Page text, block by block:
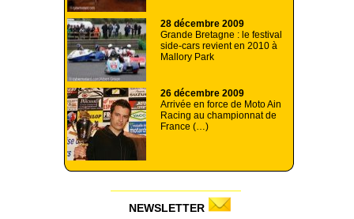
28 décembre 2009
Grande Bretagne : le festival
side-cars revient en 2010 à
Mallory Park
26 décembre 2009
Arrivée en force de Moto Ain
Racing au championnat de
France (…)
NEWSLETTER